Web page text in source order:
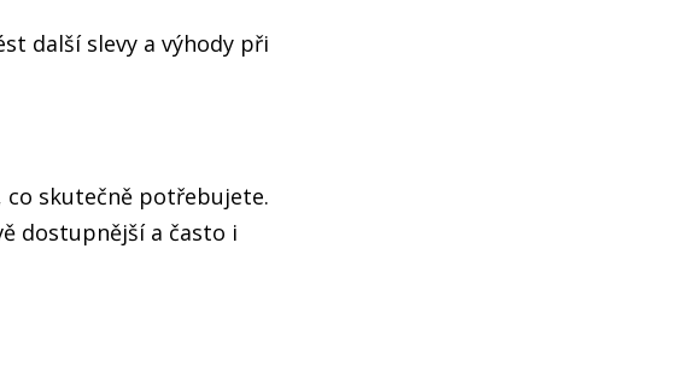
další slevy a výhody při
co skutečně potřebujete.
dostupnější a často i